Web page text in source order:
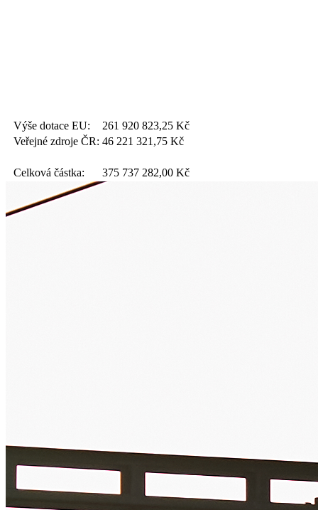
Výše dotace EU: 261 920 823,25 Kč
Veřejné zdroje ČR: 46 221 321,75 Kč
Celková částka: 375 737 282,00 Kč